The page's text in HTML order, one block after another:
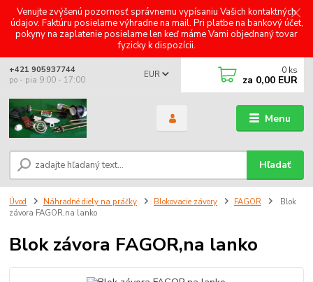
Venujte zvýšenú pozornosť správnemu vypísaniu Vašich kontaktných
údajov. Faktúru posielame výhradne na mail. Pri platbe na bankový účet,
pokyny na zaplatenie posielame len keď máme Vami objednaný tovar
fyzicky k dispozícii.
Menu
EUR
Hľadať
+421 905937744
po - pia 9:00 - 17:00
0 ks
za 0,00 EUR
Úvod Náhradné diely na práčky Blokovacie závory FAGOR
Blok
závora FAGOR,na lanko
Blok závora FAGOR,na lanko